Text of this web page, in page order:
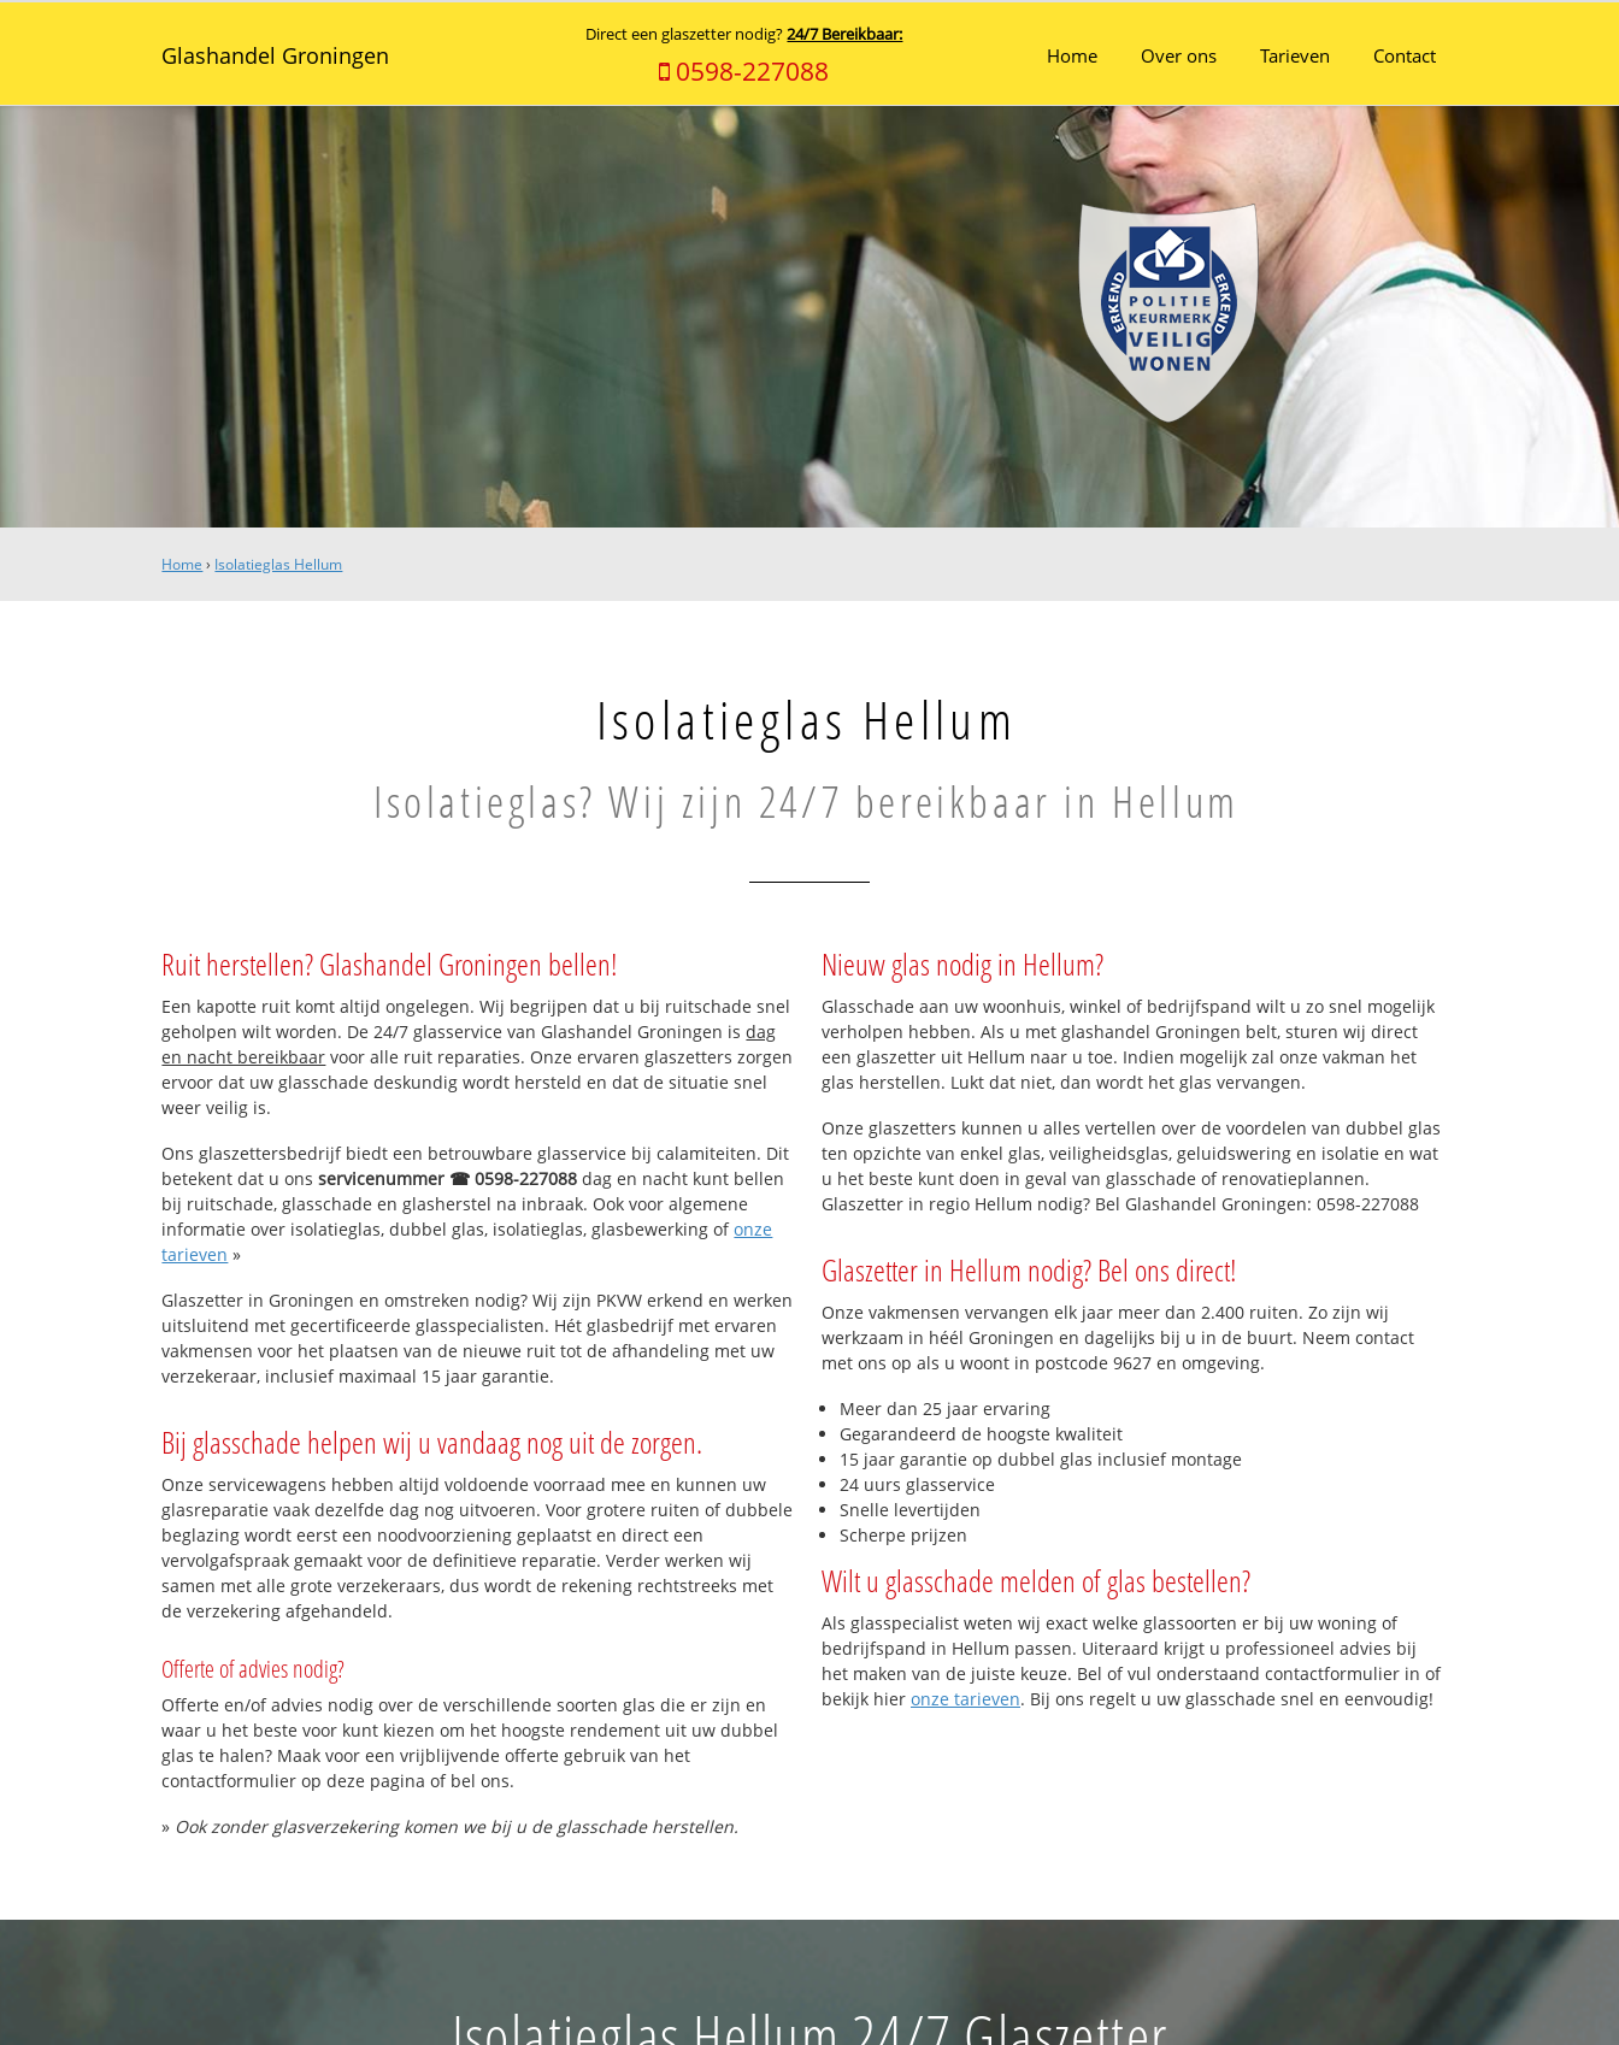
Glashandel Groningen
Direct een glaszetter nodig?24/7 Bereikbaar:
0598-227088 Home Over ons Tarieven Contact
Home › Isolatieglas Hellum
Isolatieglas Hellum
Isolatieglas? Wij zijn 24/7 bereikbaar in Hellum
Ruit herstellen? Glashandel Groningen bellen!
Een kapotte ruit komt altijd ongelegen. Wij begrijpen dat u bij ruitschade snel
geholpen wilt worden. De 24/7 glasservice van Glashandel Groningen isdag
en nacht bereikbaar voor alle ruit reparaties. Onze ervaren glaszetters zorgen
ervoor dat uw glasschade deskundig wordt hersteld en dat de situatie snel
weer veilig is.
Ons glaszettersbedrijf biedt een betrouwbare glasservice bij calamiteiten. Dit
betekent dat u onsservicenummer ☎ 0598-227088 dag en nacht kunt bellen
bij ruitschade, glasschade en glasherstel na inbraak. Ook voor algemene
informatie over isolatieglas, dubbel glas, isolatieglas, glasbewerking ofonze
tarieven »
Glaszetter in Groningen en omstreken nodig? Wij zijn PKVW erkend en werken
uitsluitend met gecertificeerde glasspecialisten. Hét glasbedrijf met ervaren
vakmensen voor het plaatsen van de nieuwe ruit tot de afhandeling met uw
verzekeraar, inclusief maximaal 15 jaar garantie.
Bij glasschade helpen wij u vandaag nog uit de zorgen.
Onze servicewagens hebben altijd voldoende voorraad mee en kunnen uw
glasreparatie vaak dezelfde dag nog uitvoeren. Voor grotere ruiten of dubbele
beglazing wordt eerst een noodvoorziening geplaatst en direct een
vervolgafspraak gemaakt voor de definitieve reparatie. Verder werken wij
samen met alle grote verzekeraars, dus wordt de rekening rechtstreeks met
de verzekering afgehandeld.
Offerte of advies nodig?
Offerte en/of advies nodig over de verschillende soorten glas die er zijn en
waar u het beste voor kunt kiezen om het hoogste rendement uit uw dubbel
glas te halen? Maak voor een vrijblijvende offerte gebruik van het
contactformulier op deze pagina of bel ons.
» Ook zonder glasverzekering komen we bij u de glasschade herstellen.
Nieuw glas nodig in Hellum?
Glasschade aan uw woonhuis, winkel of bedrijfspand wilt u zo snel mogelijk
verholpen hebben. Als u met glashandel Groningen belt, sturen wij direct
een glaszetter uit Hellum naar u toe. Indien mogelijk zal onze vakman het
glas herstellen. Lukt dat niet, dan wordt het glas vervangen.
Onze glaszetters kunnen u alles vertellen over de voordelen van dubbel glas
ten opzichte van enkel glas, veiligheidsglas, geluidswering en isolatie en wat
u het beste kunt doen in geval van glasschade of renovatieplannen.
Glaszetter in regio Hellum nodig? Bel Glashandel Groningen: 0598-227088
Glaszetter in Hellum nodig? Bel ons direct!
Onze vakmensen vervangen elk jaar meer dan 2.400 ruiten. Zo zijn wij
werkzaam in héél Groningen en dagelijks bij u in de buurt. Neem contact
met ons op als u woont in postcode 9627 en omgeving.
Meer dan 25 jaar ervaring
Gegarandeerd de hoogste kwaliteit
15 jaar garantie op dubbel glas inclusief montage
24 uurs glasservice
Snelle levertijden
Scherpe prijzen
Wilt u glasschade melden of glas bestellen?
Als glasspecialist weten wij exact welke glassoorten er bij uw woning of
bedrijfspand in Hellum passen. Uiteraard krijgt u professioneel advies bij
het maken van de juiste keuze. Bel of vul onderstaand contactformulier in of
bekijk hier onze tarieven. Bij ons regelt u uw glasschade snel en eenvoudig!